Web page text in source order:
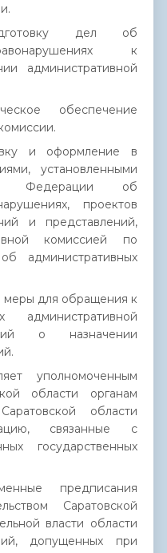
дел об
к
административной
обеспечение
и оформление в
установленными
Федерации об
проектов
и представлений,
комиссией по
административных
для обращения к
административной
о назначении
уполномоченным
области органам
области
связанные с
государственных
предписания
Саратовской
власти области
допущенных при